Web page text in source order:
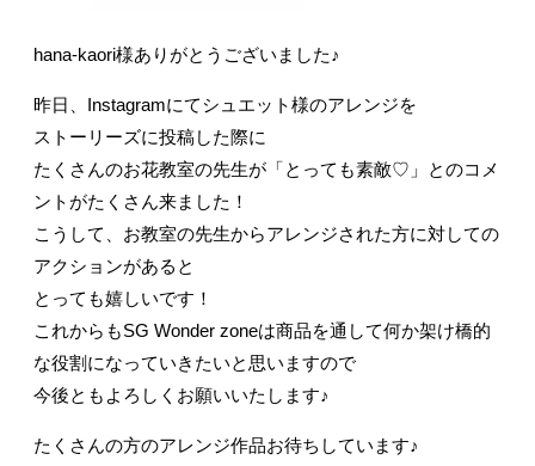
hana-kaori様ありがとうございました♪
昨日、Instagramにてシュエット様のアレンジを
ストーリーズに投稿した際に
たくさんのお花教室の先生が「とっても素敵♡」とのコメ
ントがたくさん来ました！
こうして、お教室の先生からアレンジされた方に対しての
アクションがあると
とっても嬉しいです！
これからもSG Wonder zoneは商品を通して何か架け橋的
な役割になっていきたいと思いますので
今後ともよろしくお願いいたします♪
たくさんの方のアレンジ作品お待ちしています♪